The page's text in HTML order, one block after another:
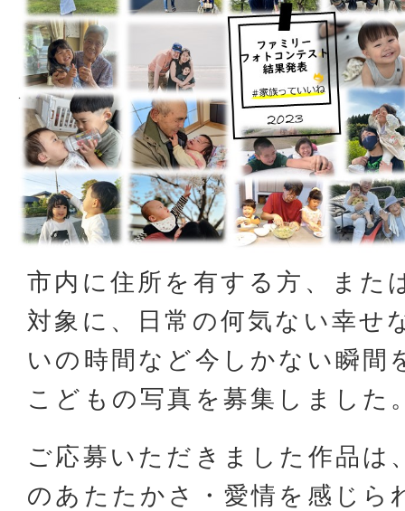
市内に住所を有する方、また
対象に、日常の何気ない幸せ
いの時間など今しかない瞬間
こどもの写真を募集しました
ご応募いただきました作品は
のあたたかさ・愛情を感じら